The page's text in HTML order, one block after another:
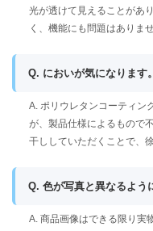
光が透けて見えることがあ
く、機能にも問題はありませ
Q. においが気になります。
A. ポリウレタンコーティン
が、製品仕様によるもので
干ししていただくことで、
Q. 色が写真と異なるよう
A. 商品画像はできる限り実